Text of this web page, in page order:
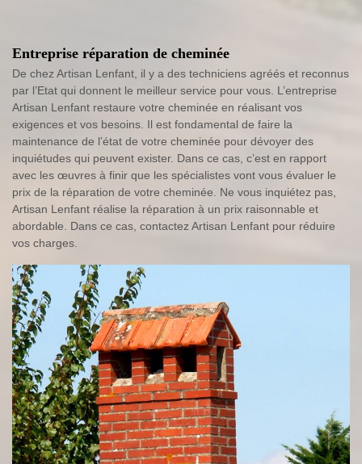
Entreprise réparation de cheminée
De chez Artisan Lenfant, il y a des techniciens agréés et reconnus
par l’Etat qui donnent le meilleur service pour vous. L’entreprise
Artisan Lenfant restaure votre cheminée en réalisant vos
exigences et vos besoins. Il est fondamental de faire la
maintenance de l’état de votre cheminée pour dévoyer des
inquiétudes qui peuvent exister. Dans ce cas, c’est en rapport
avec les œuvres à finir que les spécialistes vont vous évaluer le
prix de la réparation de votre cheminée. Ne vous inquiétez pas,
Artisan Lenfant réalise la réparation à un prix raisonnable et
abordable. Dans ce cas, contactez Artisan Lenfant pour réduire
vos charges.